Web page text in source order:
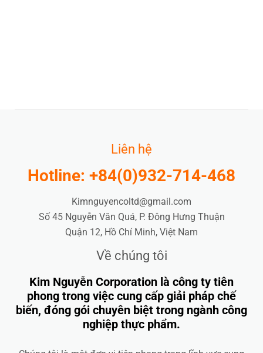
Liên hệ
Hotline: +84(0)932-714-468
Kimnguyencoltd@gmail.com
Số 45 Nguyễn Văn Quá, P. Đông Hưng Thuận
Quận 12, Hồ Chí Minh, Việt Nam
Về chúng tôi
Kim Nguyễn Corporation là công ty tiên
phong trong việc cung cấp giải pháp chế
biến, đóng gói chuyên biệt trong ngành công
nghiệp thực phẩm.